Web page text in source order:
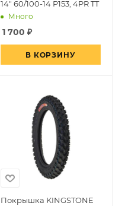
14" 60/100-14 P153, 4PR TT
Много
1 700 ₽
В КОРЗИНУ
Покрышка KINGSTONE